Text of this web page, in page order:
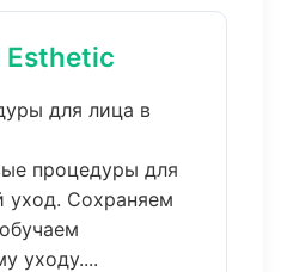
для лица в
процедуры для
Сохраняем
уходу....